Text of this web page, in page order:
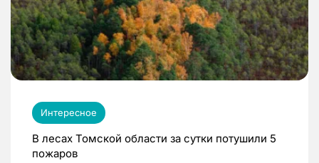
Интересное
В лесах Томской области за сутки потушили 5
пожаров